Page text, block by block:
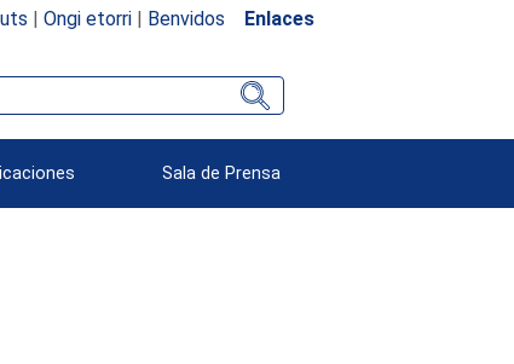
| Ongi etorri| Benvidos Enlaces
Sala de Prensa